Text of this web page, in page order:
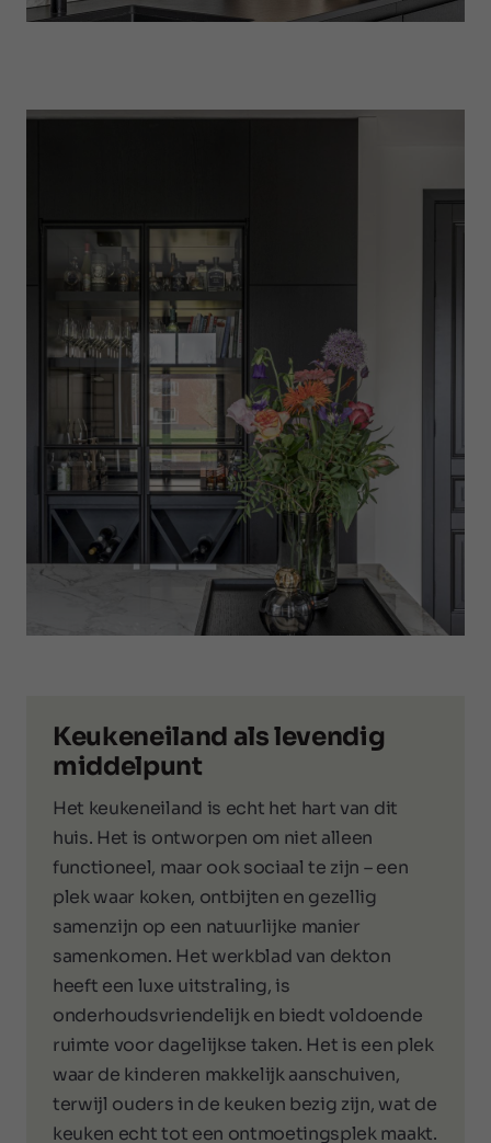
Keukeneiland als levendig
middelpunt
Het keukeneiland is echt het hart van dit
huis. Het is ontworpen om niet alleen
functioneel, maar ook sociaal te zijn – een
plek waar koken, ontbijten en gezellig
samenzijn op een natuurlijke manier
samenkomen. Het werkblad van dekton
heeft een luxe uitstraling, is
onderhoudsvriendelijk en biedt voldoende
ruimte voor dagelijkse taken. Het is een plek
waar de kinderen makkelijk aanschuiven,
terwijl ouders in de keuken bezig zijn, wat de
keuken echt tot een ontmoetingsplek maakt.